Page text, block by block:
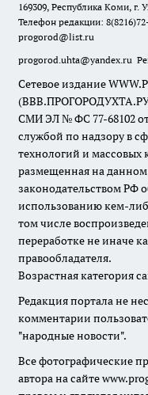
169309, Республика Коми, г.
Телефон редакции:
progorod@list.ru
progorod.uhta@yandex.ru
Сетевое издание
СМИ ЭЛ № ФС 77-68102 от
службой по надзору в
технологий и
размещенная на данном
законодательством РФ
использованию кем-
том числе
переработке не иначе
правообладателя.
Возрастная категория
Редакция портала не
комментарии
"народные новости".
Все фотографические
автора на сайте